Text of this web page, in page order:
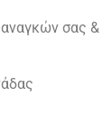
σας &